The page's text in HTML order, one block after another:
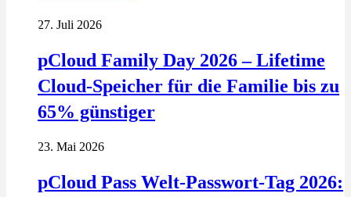
27. Juli 2026
pCloud Family Day 2026 – Lifetime
Cloud-Speicher für die Familie bis zu
65% günstiger
23. Mai 2026
pCloud Pass Welt-Passwort-Tag 2026: